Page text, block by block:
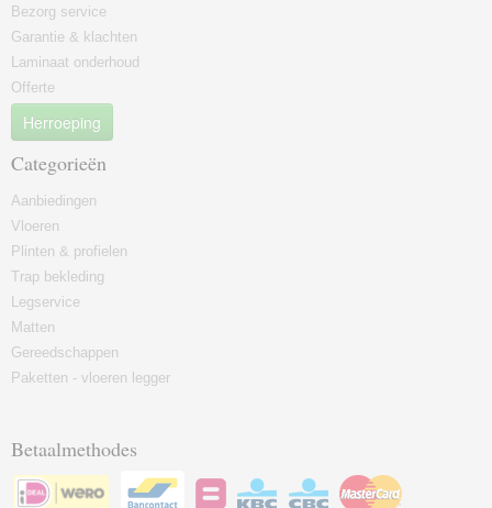
Bezorg service
Garantie & klachten
Laminaat onderhoud
Offerte
Herroeping
Categorieën
Aanbiedingen
Vloeren
Plinten & profielen
Trap bekleding
Legservice
Matten
Gereedschappen
Paketten - vloeren legger
Betaalmethodes